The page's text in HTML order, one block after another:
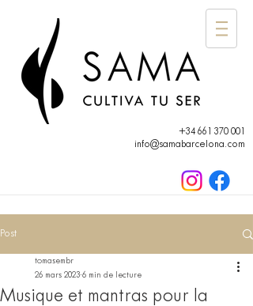
+34 661 370 001
info@samabarcelona.com
Post
Musique et mantras pour la
tomasembr
26 mars 2023 6 min de lecture